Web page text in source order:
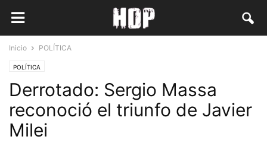
Inicio POLÍTICA
POLÍTICA
Derrotado: Sergio Massa
reconoció el triunfo de Javier
Milei